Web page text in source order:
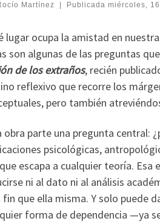
Martínez Publicada miércoles,
lugar ocupa la amistad en
son algunas de las preguntas
de los extraños, recién
reflexivo que recorre los
pero también
obra parte una pregunta central:
psicológicas,
escapa a cualquier teoría. Esa
ni al dato ni al análisis
fin que ella misma. Y solo puede
forma de dependencia —ya